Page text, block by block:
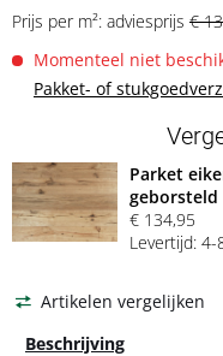
Prijs per m²: adviesprijs €
Momenteel niet
Pakket- of
Parket
geborsteld
€ 134,95
Levertijd:
Artikelen vergelijken
Beschrijving